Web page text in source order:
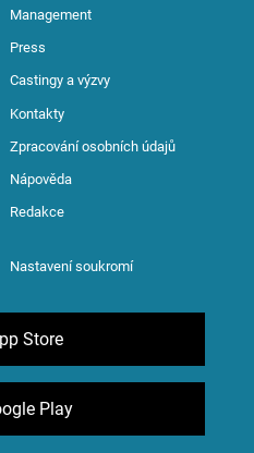
Management
Press
Castingy a výzvy
Kontakty
Zpracování osobních údajů
Nápověda
Redakce
Nastavení soukromí
Store
Play